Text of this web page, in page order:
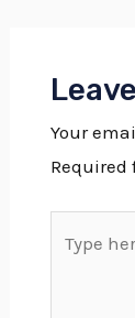
Your
Required
here..